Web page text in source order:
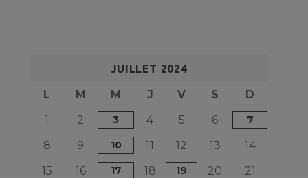
JUILLET 2024
L M M J V S
D
1
2 3 4 5 6 7
8 9 10 11 12 13
14
15
16 17 18 19 20
21